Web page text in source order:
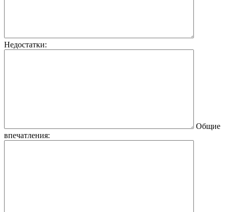
Недостатки:
Общие
впечатления: